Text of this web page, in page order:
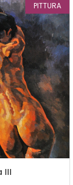
PITTURA
III